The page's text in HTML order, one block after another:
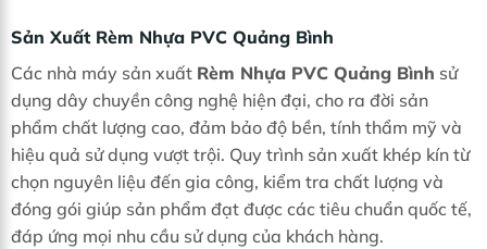
Sản Xuất Rèm Nhựa PVC Quảng Bình
Các nhà máy sản xuất Rèm Nhựa PVC Quảng Bình sử
dụng dây chuyền công nghệ hiện đại, cho ra đời sản
phẩm chất lượng cao, đảm bảo độ bền, tính thẩm mỹ và
hiệu quả sử dụng vượt trội. Quy trình sản xuất khép kín từ
chọn nguyên liệu đến gia công, kiểm tra chất lượng và
đóng gói giúp sản phẩm đạt được các tiêu chuẩn quốc tế,
đáp ứng mọi nhu cầu sử dụng của khách hàng.